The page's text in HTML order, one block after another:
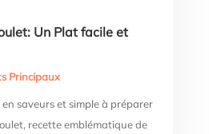
Un Plat facile et
Principaux
en saveurs et simple à préparer
recette emblématique de